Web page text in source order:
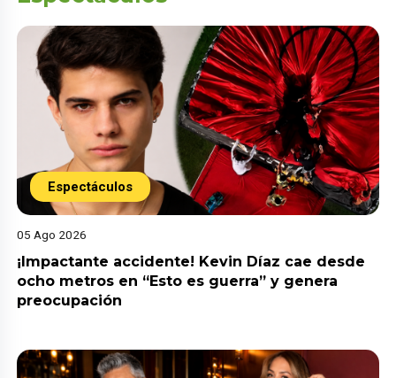
Espectáculos
05 Ago 2026
¡Impactante accidente! Kevin Díaz cae desde
ocho metros en “Esto es guerra” y genera
preocupación